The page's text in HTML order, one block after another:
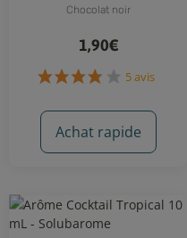
Chocolat noir
1,90€
Achat rapide